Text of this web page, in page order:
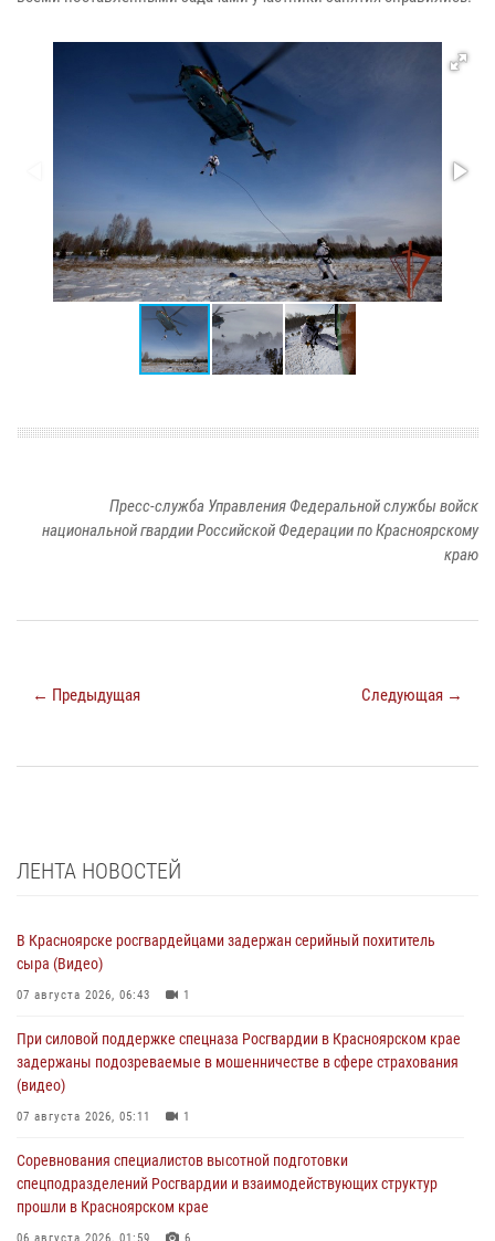
Пресс-служба Управления Федеральной службы войск
национальной гвардии Российской Федерации по Красноярскому
краю
← Предыдущая Следующая →
ЛЕНТА НОВОСТЕЙ
В Красноярске росгвардейцами задержан серийный похититель
сыра (Видео)
07 августа 2026, 06:43 1
При силовой поддержке спецназа Росгвардии в Красноярском крае
задержаны подозреваемые в мошенничестве в сфере страхования
(видео)
07 августа 2026, 05:11 1
Соревнования специалистов высотной подготовки
спецподразделений Росгвардии и взаимодействующих структур
прошли в Красноярском крае
06 августа 2026, 01:59 6